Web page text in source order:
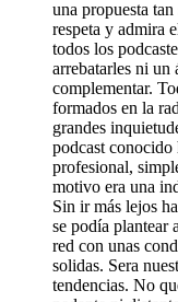
una propuesta
respeta y admira
todos los
arrebatarles ni un
complementar.
formados en la
grandes
podcast conocido
profesional,
motivo era una
Sin ir más lejos
se podía plantear
red con unas
solidas. Sera
tendencias. No